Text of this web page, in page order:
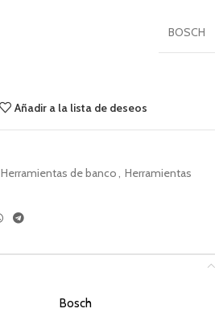
BOSCH
Añadir a la lista de deseos
Herramientas de banco, Herramientas
Bosch